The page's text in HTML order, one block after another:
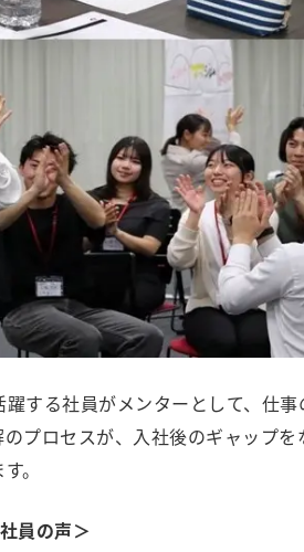
する社員がメンターとして、仕
プロセスが、入社後のギャップ
。
員の声＞